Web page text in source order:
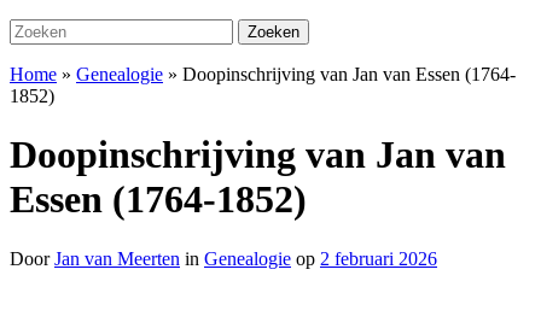
Zoeken
naar:
Zoeken
Home » Genealogie » Doopinschrijving van Jan van Essen (1764-
1852)
Doopinschrijving van Jan van
Essen (1764-1852)
DoorJan van Meerten in Genealogie op 2 februari 2026